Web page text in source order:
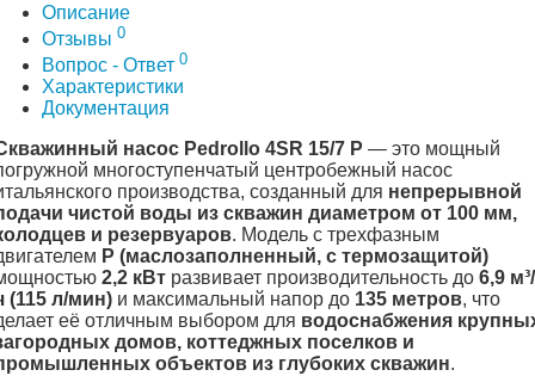
Описание
Отзывы 0
Вопрос - Ответ 0
Характеристики
Документация
насос Pedrollo 4SR 15/7 P — это мощный
многоступенчатый центробежный насос
производства, созданный для непрерывной
чистой воды из скважин диаметром от 100 мм,
и резервуаров. Модель с трехфазным
P (маслозаполненный, с термозащитой)
2,2 кВт развивает производительность до 6,9 м³/
(115 л/мин) и максимальный напор до 135 метров, что
её отличным выбором для водоснабжения
домов, коттеджных поселков и
объектов из глубоких скважин.